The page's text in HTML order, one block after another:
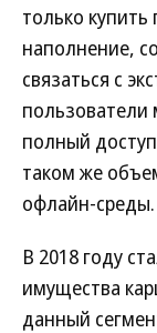
только
наполнение,
связаться с
полный
таком же
офлайн-среды.
В 2018 году
имущества
данный